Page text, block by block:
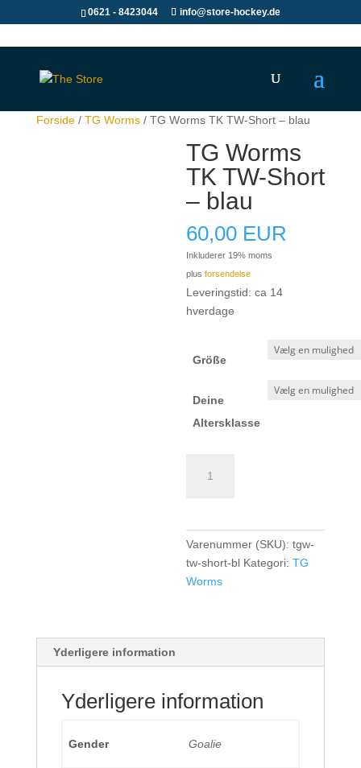
0621 - 8423044 info@store-hockey.de
Forside/ TG Worms/ TG Worms TK TW-Short – blau
TG Worms
TK TW-Short
– blau
60,00 EUR
Inkluderer 19% moms
plusforsendelse
Leveringstid: ca 14
hverdage
Größe
Deine
Altersklasse
Worms
Varenummer (SKU):tgw-
tw-short-bl Kategori:TG
Worms
Yderligere information
Yderligere information
Gender Goalie